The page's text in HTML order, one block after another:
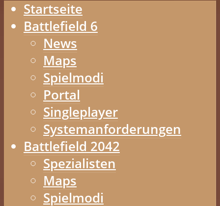
Startseite
Battlefield 6
News
Maps
Spielmodi
Portal
Singleplayer
Systemanforderungen
Battlefield 2042
Spezialisten
Maps
Spielmodi